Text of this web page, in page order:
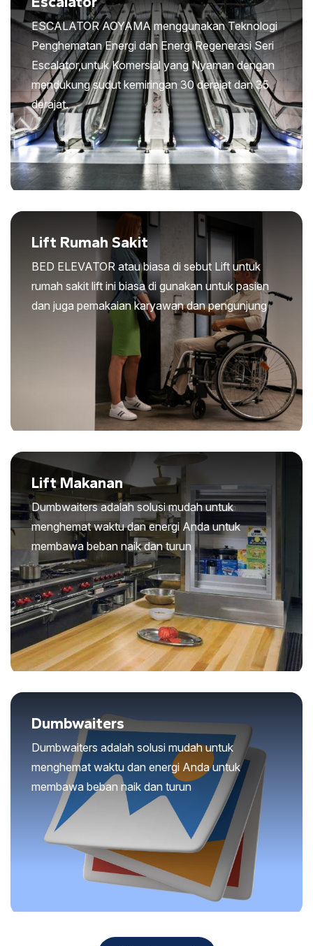
ESCALATOR AOYAMA menggunakan Teknologi
Penghematan Energi dan Energi Regenerasi Seri
Escalator,untuk Komersial yang Nyaman dengan
mendukung sudut kemiringan 30 derajat dan 35
derajat.
Lift Rumah Sakit
BED ELEVATOR atau biasa di sebut Lift untuk
rumah sakit lift ini biasa di gunakan untuk pasien
dan juga pemakaian karyawan dan pengunjung
Lift Makanan
Dumbwaiters adalah solusi mudah untuk
menghemat waktu dan energi Anda untuk
membawa beban naik dan turun
Dumbwaiters
Dumbwaiters adalah solusi mudah untuk
menghemat waktu dan energi Anda untuk
membawa beban naik dan turun